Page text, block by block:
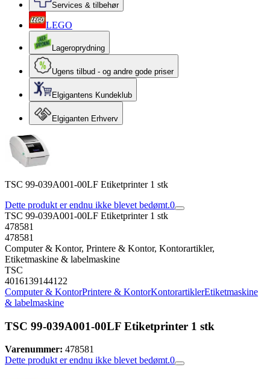
Services & tilbehør
LEGO
Lageroprydning
Ugens tilbud - og andre gode priser
Elgigantens Kundeklub
Elgiganten Erhverv
TSC 99-039A001-00LF Etiketprinter 1 stk
Dette produkt er endnu ikke blevet bedømt.0
TSC 99-039A001-00LF Etiketprinter 1 stk
478581
478581
Computer & Kontor, Printere & Kontor, Kontorartikler,
Etiketmaskine & labelmaskine
TSC
4016139144122
Computer & KontorPrintere & KontorKontorartiklerEtiketmaskine
& labelmaskine
TSC 99-039A001-00LF Etiketprinter 1 stk
Varenummer: 478581
Dette produkt er endnu ikke blevet bedømt.0